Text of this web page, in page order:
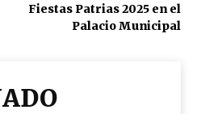
Fiestas Patrias 2025 en el
Palacio Municipal